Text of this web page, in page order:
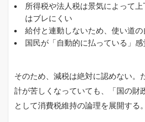
所得税や法人税は景気によって
はブレにくい
給付と連動しないため、使い道
国民が「自動的に払っている」
そのため、減税は絶対に認めない。
計が苦しくなっていても、「国の財
として消費税維持の論理を展開する。